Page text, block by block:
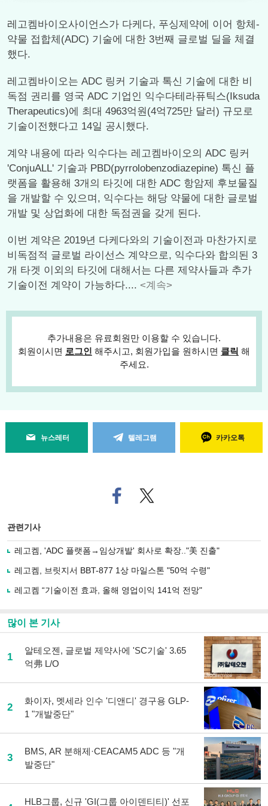
레고켐바이오사이언스가 다케다, 푸싱제약에 이어 항체-
약물 접합체(ADC) 기술에 대한 3번째 글로벌 딜을 체결
했다.
레고켐바이오는 ADC 링커 기술과 톡신 기술에 대한 비
독점 권리를 영국 ADC 기업인 익수다테라퓨틱스(Iksuda
Therapeutics)에 최대 4963억원(4억725만 달러) 규모로
기술이전했다고 14일 공시했다.
계약 내용에 따라 익수다는 레고켐바이오의 ADC 링커
'ConjuALL' 기술과 PBD(pyrrolobenzodiazepine) 톡신 플
랫폼을 활용해 3개의 타깃에 대한 ADC 항암제 후보물질
을 개발할 수 있으며, 익수다는 해당 약물에 대한 글로벌
개발 및 상업화에 대한 독점권을 갖게 된다.
이번 계약은 2019년 다케다와의 기술이전과 마찬가지로
비독점적 글로벌 라이선스 계약으로, 익수다와 합의된 3
개 타겟 이외의 타깃에 대해서는 다른 제약사들과 추가
기술이전 계약이 가능하다.... <계속>
추가내용은 유료회원만 이용할 수 있습니다.
회원이시면 로그인 해주시고, 회원가입을 원하시면 클릭 해
주세요.
뉴스레터 텔레그램 카카오톡
페
이
로
기
사
유
트위
터로
관련기사
레고켐, 'ADC 플랫폼→임상개발' 회사로 확장.."美 진출"
레고켐, 브릿지서 BBT-877 1상 마일스톤 "50억 수령"
레고켐 “기술이전 효과, 올해 영업이익 141억 전망"
많이 본 기사
1
알테오젠, 글로벌 제약사에 'SC기술' 3.65
억弗 L/O
2
화이자, 멧세라 인수 '디앤디' 경구용 GLP-
1 "개발중단"
3
BMS, AR 분해제·CEACAM5 ADC 등 "개
발중단"
HLB그룹, 신규 'GI(그룹 아이덴티티)' 선포